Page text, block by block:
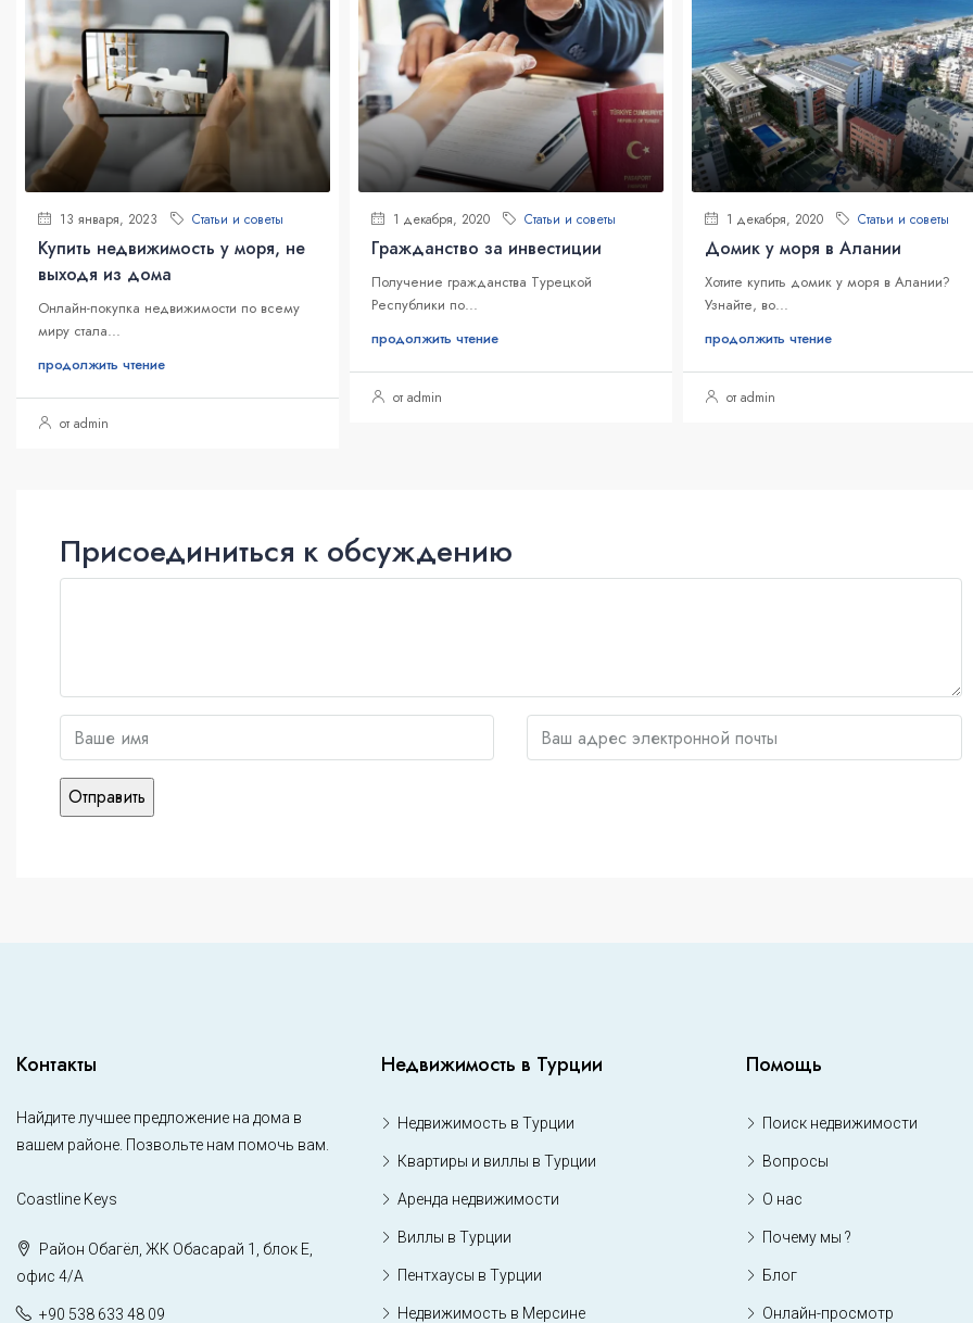
13 января, 2023 Статьи и советы
Купить недвижимость у моря, не
выходя из дома
Онлайн-покупка недвижимости по всему
миру стала...
продолжить чтение
от admin
1 декабря, 2020 Статьи и советы
Гражданство за инвестиции
Получение гражданства Турецкой
Республики по...
продолжить чтение
от admin
1 декабря, 2020 Статьи и советы
Домик у моря в Алании
Хотите купить домик у моря в Алании?
Узнайте, во...
продолжить чтение
от admin
Присоединиться к обсуждению
Контакты
Найдите лучшее предложение на дома в
вашем районе. Позвольте нам помочь вам.
Coastline Keys
Район Обагёл, ЖК Обасарай 1, блок Е,
офис 4/А
+90 538 633 48 09
Недвижимость в Турции
Недвижимость в Турции
Квартиры и виллы в Турции
Аренда недвижимости
Виллы в Турции
Пентхаусы в Турции
Недвижимость в Мерсине
Помощь
Поиск недвижимости
Вопросы
О нас
Почему мы ?
Блог
Онлайн-просмотр